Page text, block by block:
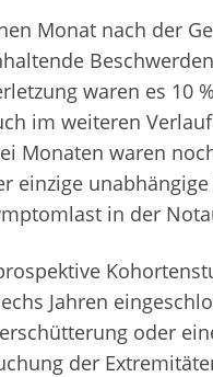
Monat nach der
waren es 10
im weiteren
Monaten waren
einzige
in der
Jahren
oder
der